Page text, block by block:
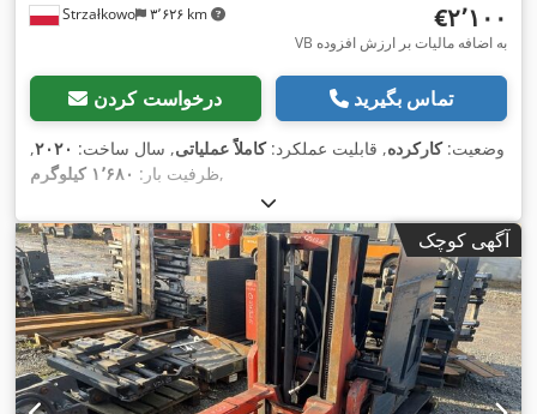
Strzałkowo ۳٬۶۲۶ km ‎€۲٬۱۰۰
VB به اضافه مالیات بر ارزش افزوده
درخواست کردن تماس بگیرید
وضعیت:کارکرده, قابلیت عملکرد:کاملاً عملیاتی, سال ساخت: ۲۰۲۰,
ظرفیت بار: ۱٬۶۸۰ کیلوگرم ,
آگهی کوچک